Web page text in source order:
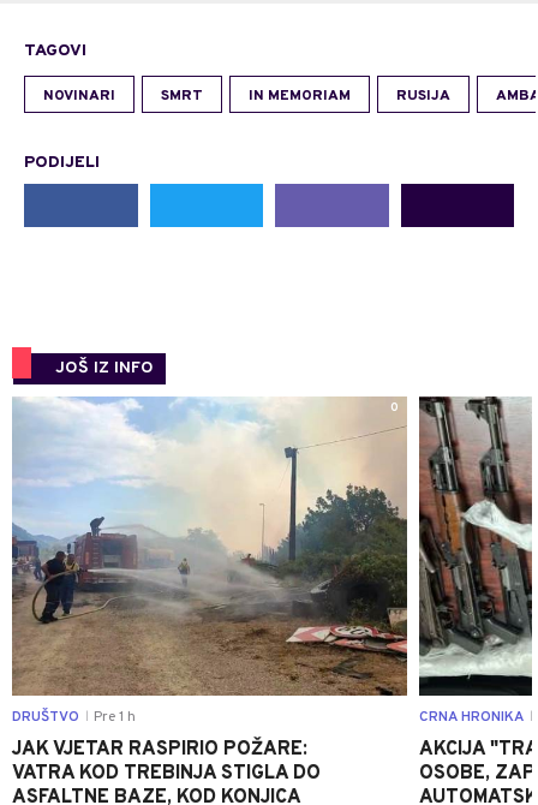
TAGOVI
NOVINARI SMRT IN MEMORIAM RUSIJA
PODIJELI
JOŠ IZ INFO
0
DRUŠTVO Pre 1 h
JAK VJETAR RASPIRIO POŽARE:
VATRA KOD TREBINJA STIGLA DO
ASFALTNE BAZE, KOD KONJICA
CRNA HRONIKA
AKCIJA
OSOBE,